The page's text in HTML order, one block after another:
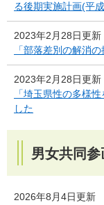
る後期実施計画(平
2023年2月28日更新
「部落差別の解消
2023年2月28日更新
「埼玉県性の多様
した
男女共同参
2026年8月4日更新